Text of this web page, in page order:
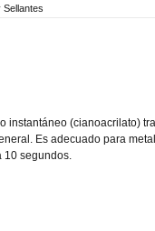
Sellantes
instantáneo (cianoacrilato)
Es adecuado para
10 segundos.